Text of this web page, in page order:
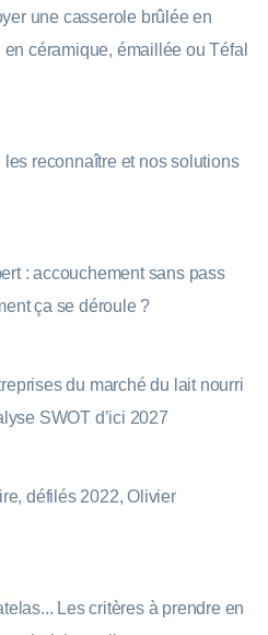
une casserole brûlée en
céramique, émaillée ou Téfal
les reconnaître et nos solutions
: accouchement sans pass
ça se déroule ?
du marché du lait nourri
SWOT d’ici 2027
défilés 2022, Olivier
Les critères à prendre en